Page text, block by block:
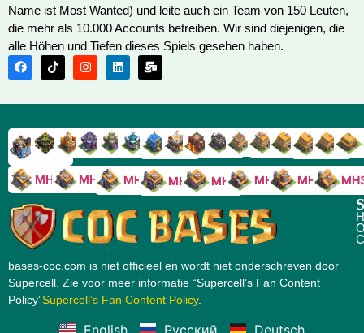
Name ist Most Wanted) und leite auch ein Team von 150 Leuten,
die mehr als 10.000 Accounts betreiben. Wir sind diejenigen, die
alle Höhen und Tiefen dieses Spiels gesehen haben.
RH18RH17RH16RH15RH14RH13RH12RH11RH10RH9RH8RH7RH6RH5RH4
MH10 MH9 MH8 MH7 MH6 MH5 MH4
bases-coc.com is niet officieel en wordt niet onderschreven door
Supercell. Zie voor meer informatie “Supercell’s Fan Content
Policy”Supercell’s Fan Content Policy.
English Русский Deutsch